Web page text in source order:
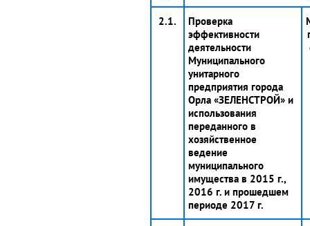
2.1.
Проверка
эффективности
деятельности
Муниципального
унитарного
предприятия города
Орла «ЗЕЛЕНСТРОЙ» и
использования
переданного в
хозяйственное
ведение
муниципального
имущества в 2015 г.,
2016 г. и прошедшем
периоде 2017 г.